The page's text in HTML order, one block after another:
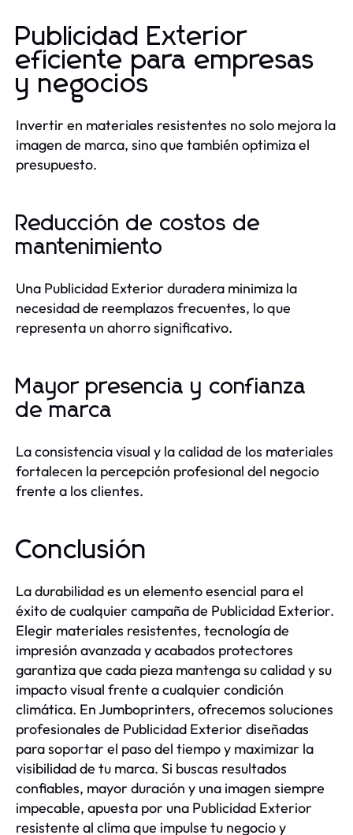
Publicidad Exterior
eficiente para empresas
y negocios
Invertir en materiales resistentes no solo mejora la
imagen de marca, sino que también optimiza el
presupuesto.
Reducción de costos de
mantenimiento
Una Publicidad Exterior duradera minimiza la
necesidad de reemplazos frecuentes, lo que
representa un ahorro significativo.
Mayor presencia y confianza
de marca
La consistencia visual y la calidad de los materiales
fortalecen la percepción profesional del negocio
frente a los clientes.
Conclusión
La durabilidad es un elemento esencial para el
éxito de cualquier campaña de Publicidad Exterior.
Elegir materiales resistentes, tecnología de
impresión avanzada y acabados protectores
garantiza que cada pieza mantenga su calidad y su
impacto visual frente a cualquier condición
climática. En Jumboprinters, ofrecemos soluciones
profesionales de Publicidad Exterior diseñadas
para soportar el paso del tiempo y maximizar la
visibilidad de tu marca. Si buscas resultados
confiables, mayor duración y una imagen siempre
impecable, apuesta por una Publicidad Exterior
resistente al clima que impulse tu negocio y